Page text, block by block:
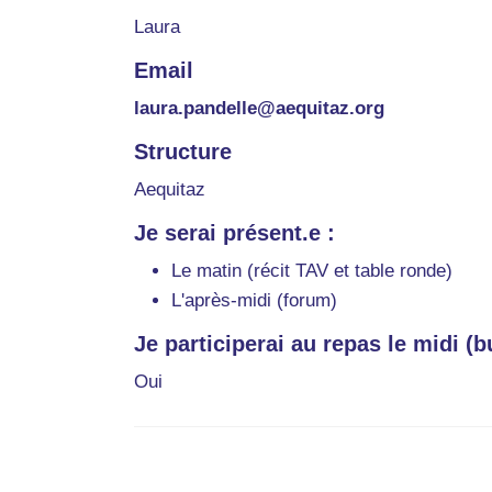
Laura
Email
laura.pandelle@aequitaz.org
Structure
Aequitaz
Je serai présent.e :
Le matin (récit TAV et table ronde)
L'après-midi (forum)
Je participerai au repas le midi
Oui